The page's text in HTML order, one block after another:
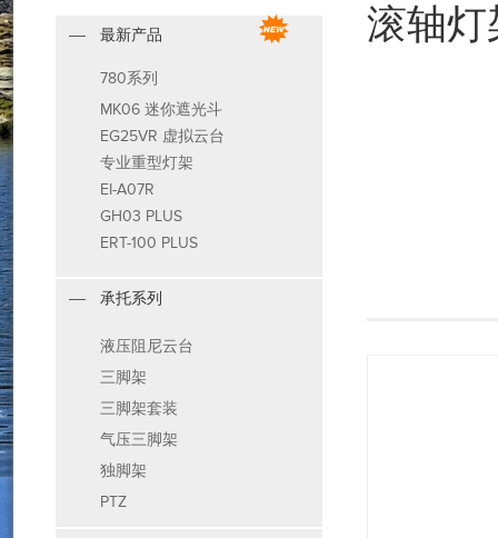
最新产品
780系列
MK06 迷你遮光斗
EG25VR 虚拟云台
专业重型灯架
EI-A07R
GH03 PLUS
ERT-100 PLUS
承托系列
液压阻尼云台
三脚架
三脚架套装
气压三脚架
独脚架
PTZ
滚轴灯